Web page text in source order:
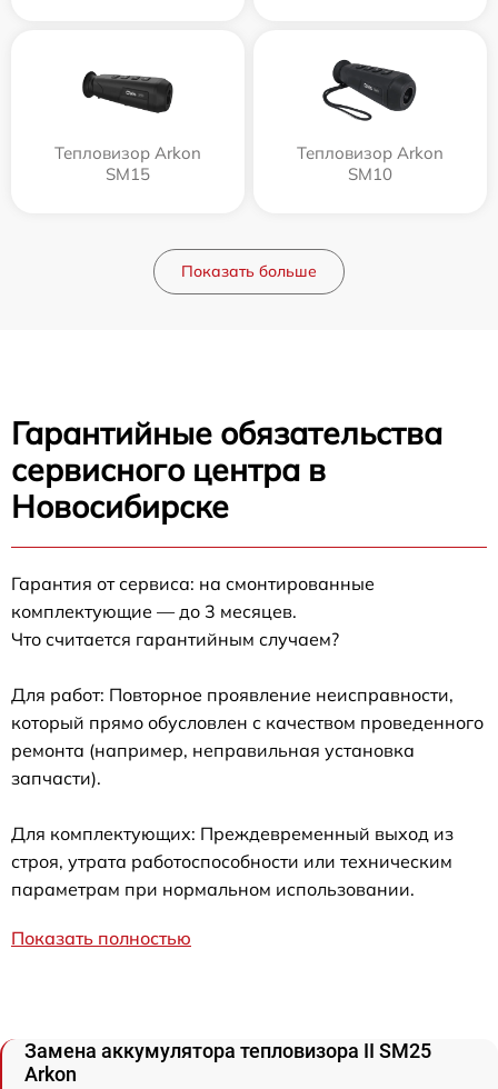
Тепловизор Arkon
SM15
Тепловизор Arkon
SM10
Показать больше
Гарантийные обязательства
сервисного центра в
Новосибирске
Гарантия от сервиса: на смонтированные
комплектующие — до 3 месяцев.
Что считается гарантийным случаем?
Для работ: Повторное проявление неисправности,
который прямо обусловлен с качеством проведенного
ремонта (например, неправильная установка
запчасти).
Для комплектующих: Преждевременный выход из
строя, утрата работоспособности или техническим
параметрам при нормальном использовании.
Показать полностью
Замена аккумулятора тепловизора II SM25
Arkon